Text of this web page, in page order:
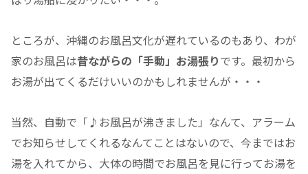
ところが、沖縄のお風呂文化が遅れているのもあり、わが
家のお風呂は昔ながらの「手動」お湯張りです。最初から
お湯が出てくるだけいいのかもしれませんが・・・
当然、自動で「♪お風呂が沸きました」なんて、アラーム
でお知らせしてくれるなんてことはないので、今まではお
湯を入れてから、大体の時間でお風呂を見に行ってお湯を